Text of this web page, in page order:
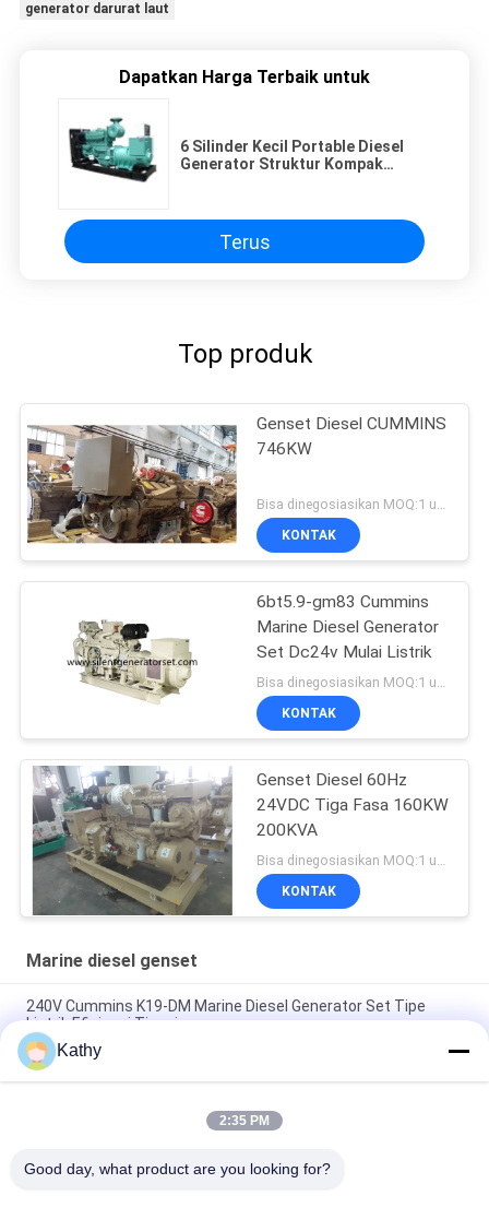
generator darurat laut
Dapatkan Harga Terbaik untuk
6 Silinder Kecil Portable Diesel
Generator Struktur Kompak
Terus
Top produk
Genset Diesel CUMMINS
746KW
Bisa dinegosiasikan MOQ:1 unit
KONTAK
6bt5.9-gm83 Cummins
Marine Diesel Generator
Set Dc24v Mulai Listrik
KONTAK
Genset Diesel 60Hz
24VDC Tiga Fasa 160KW
200KVA
KONTAK
Marine diesel genset
240V Cummins K19-DM Marine Diesel Generator Set Tipe
Listrik Efisiensi Tinggi
Efisiensi Tinggi Marine Diesel Generator Set Cummins K19-DM
60Hz 220V 400kw 500kva
220V 60 hz Marine Diesel Generator Set 36kw Struktur
Kathy
2:35 PM
Good day, what product are you looking for?